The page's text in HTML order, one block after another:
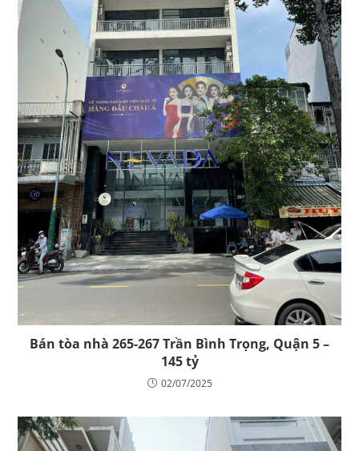
Bán tòa nhà 265-267 Trần Bình Trọng, Quận 5 –
145 tỷ
02/07/2025